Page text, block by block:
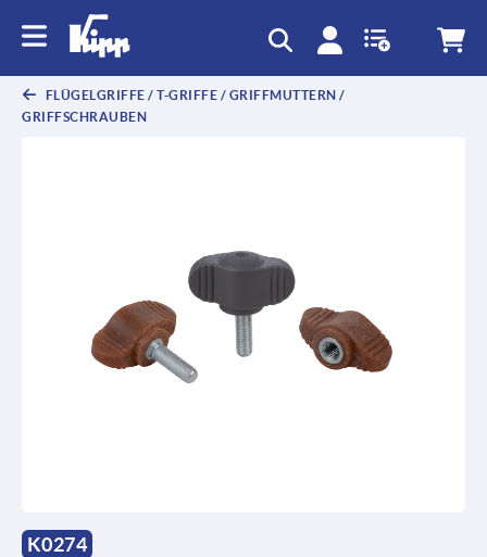
FLÜGELGRIFFE / T-GRIFFE / GRIFFMUTTERN /
GRIFFSCHRAUBEN
K0274